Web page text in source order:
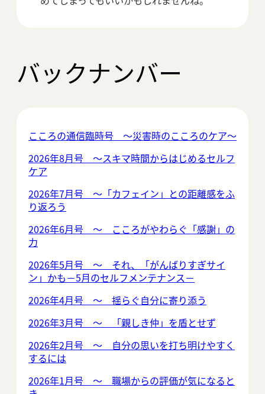
バックナンバー
こころの通信臨時号 ～災害時のこころのケア～
2026年8月号 ～スキマ時間からはじめるセルフ
ケア
2026年7月号 ～「カフェイン」との距離感をふ
り返ろう
2026年6月号 ～ こころがやわらぐ「感謝」の
力
2026年5月号 ～ それ、「がんばりすぎサイ
ン」かも－5月のセルフメンテナンス－
2026年4月号 ～ 揺らぐ自分に寄り添う
2026年3月号 ～ 「親しき仲」を盾とせず
2026年2月号 ～ 自分の思いを打ち明けやすく
するには
2026年1月号 ～ 職場からの評価が気になると